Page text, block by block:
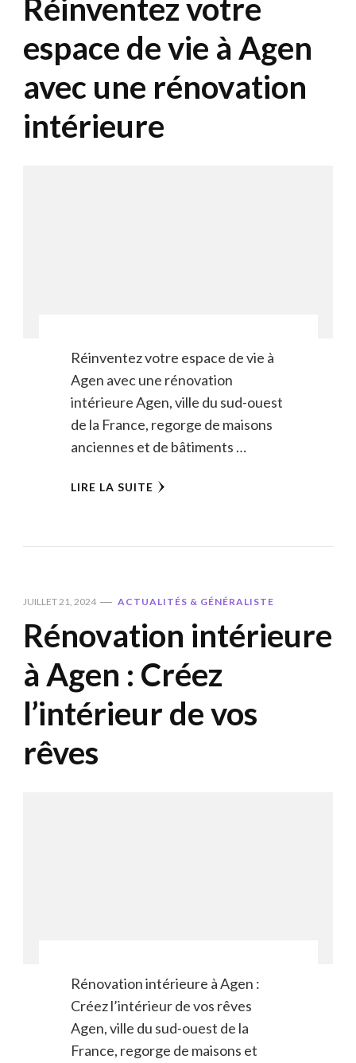
Réinventez votre
espace de vie à Agen
avec une rénovation
intérieure
Réinventez votre espace de vie à
Agen avec une rénovation
intérieure Agen, ville du sud-ouest
de la France, regorge de maisons
anciennes et de bâtiments …
LIRE LA SUITE
JUILLET 21, 2024 ACTUALITÉS & GÉNÉRALISTE
Rénovation intérieure
à Agen : Créez
l’intérieur de vos
rêves
Rénovation intérieure à Agen :
Créez l’intérieur de vos rêves
Agen, ville du sud-ouest de la
France, regorge de maisons et